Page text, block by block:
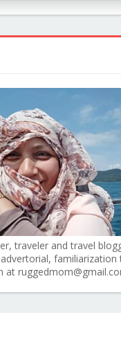
traveler and travel
familiarization
at